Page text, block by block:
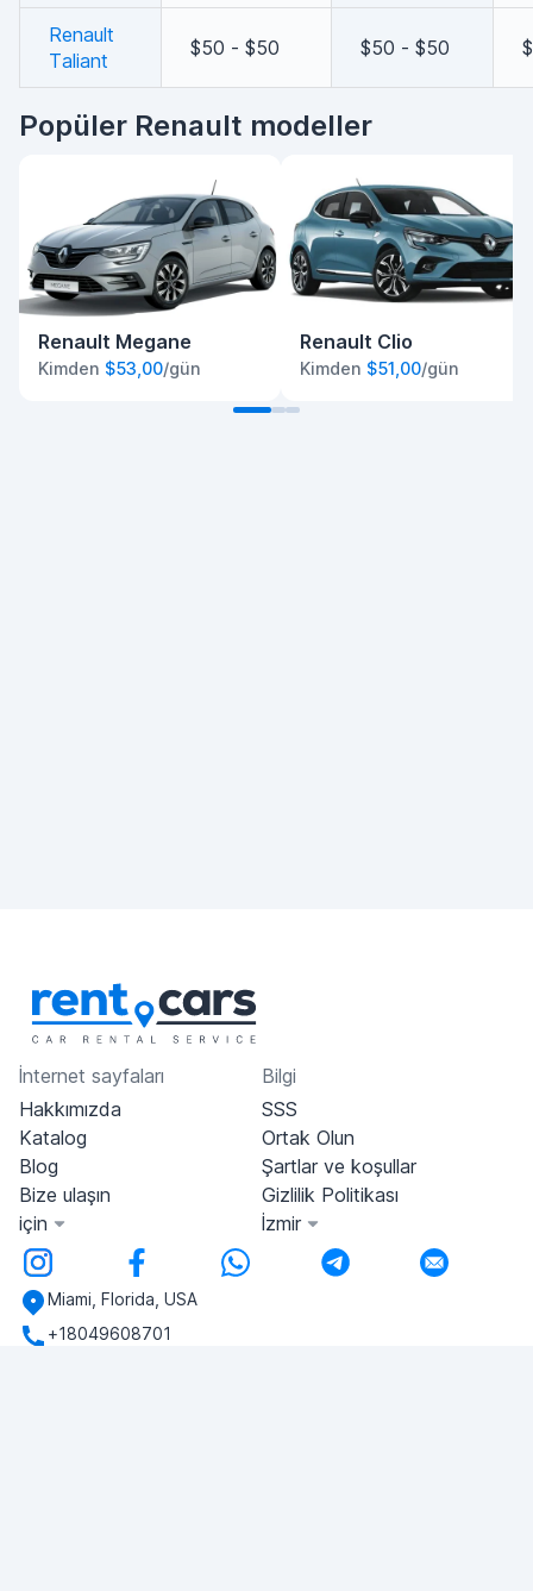
Renault
Taliant
$50 - $50 $50 - $50
Popüler Renault modeller
Renault Megane
Kimden $53,00/gün
Renault Clio
Kimden $51,00/gün
İnternet sayfaları
Hakkımızda
Katalog
Blog
Bize ulaşın
için
Bilgi
SSS
Ortak Olun
Şartlar ve koşullar
Gizlilik Politikası
İzmir
Miami, Florida, USA
+18049608701